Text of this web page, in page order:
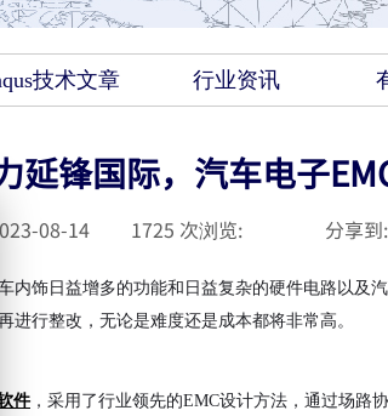
技术文章 行业资讯
延锋国际，汽车电子
08-14 1725 次浏览: 分享到:
内饰日益增多的功能和日益复杂的硬件电路以及
行整改，无论是难度还是成本都将非常高。
件，采用了行业领先的EMC设计方法，通过场路